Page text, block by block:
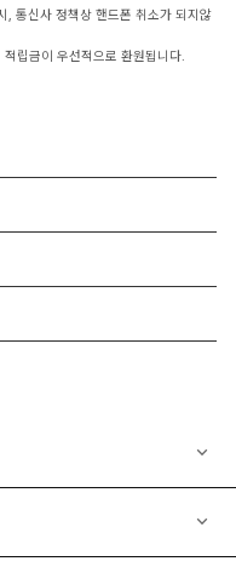
, 통신사 정책상 핸드폰 취소가 되지않
립금이 우선적으로 환원됩니다.